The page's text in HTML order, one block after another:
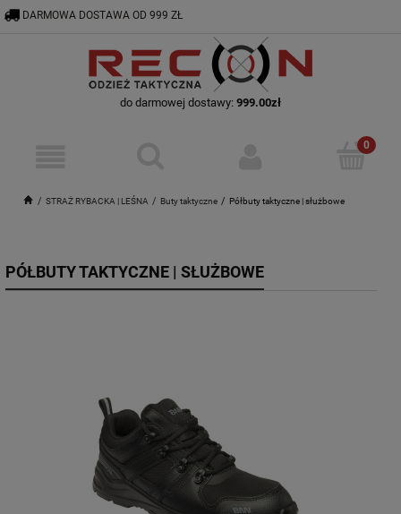
do darmowej dostawy: 999.00zł
STRAŻ RYBACKA | LEŚNA Buty taktyczne Półbuty taktyczne | służbowe
DARMOWA DOSTAWA OD 999 ZŁ
56 644 92 29
RECON@ODZIEZTAKTYCZNA.PL
PÓŁBUTY TAKTYCZNE | SŁUŻBOWE